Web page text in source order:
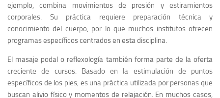
ejemplo, combina movimientos de presión y estiramientos
corporales. Su práctica requiere preparación técnica y
conocimiento del cuerpo, por lo que muchos institutos ofrecen
programas específicos centrados en esta disciplina.
El masaje podal o reflexología también forma parte de la oferta
creciente de cursos. Basado en la estimulación de puntos
específicos de los pies, es una práctica utilizada por personas que
buscan alivio físico y momentos de relajación. En muchos casos,